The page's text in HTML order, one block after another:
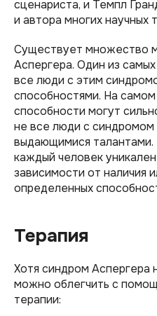
сценариста, и Темпл
и автора многих научных
Существует множество
Аспергера. Один из
все люди с этим
способностями. На
способности могут
не все люди с
выдающимися
каждый человек
зависимости от наличия
определенных
Терапия
Хотя синдром Аспергера
можно облегчить с
терапии: